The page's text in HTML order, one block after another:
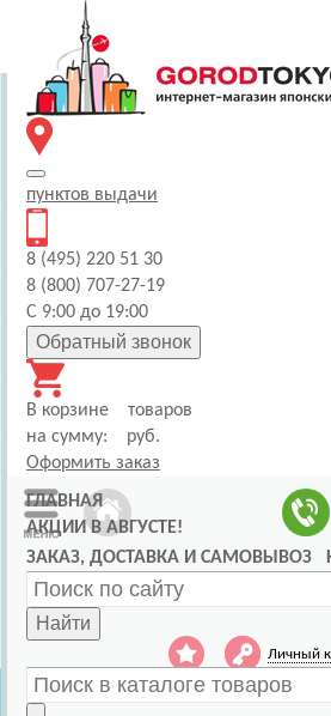
пунктов выдачи
8 (495) 220 51 30
8 (800) 707-27-19
С 9:00 до 19:00
Обратный звонок
В корзине
товаров
на сумму:
руб.
Оформить заказ
ГЛАВНАЯ
АКЦИИ В АВГУСТЕ!
ЗАКАЗ, ДОСТАВКА И САМОВЫВОЗ
Найти
Личный